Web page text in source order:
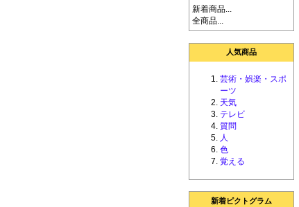
新着商品...
全商品...
人気商品
芸術・娯楽・スポ
ーツ
天気
テレビ
質問
人
色
覚える
新着ピクトグラム